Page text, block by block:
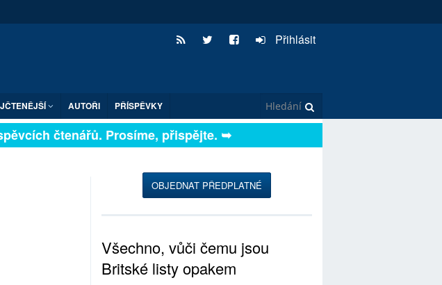
Přihlásit
AUTOŘI PŘÍSPĚVKY
čtenářů. Prosíme, přispějte. ➥
OBJEDNAT PŘEDPLATNÉ
Všechno, vůči čemu jsou
Britské listy opakem